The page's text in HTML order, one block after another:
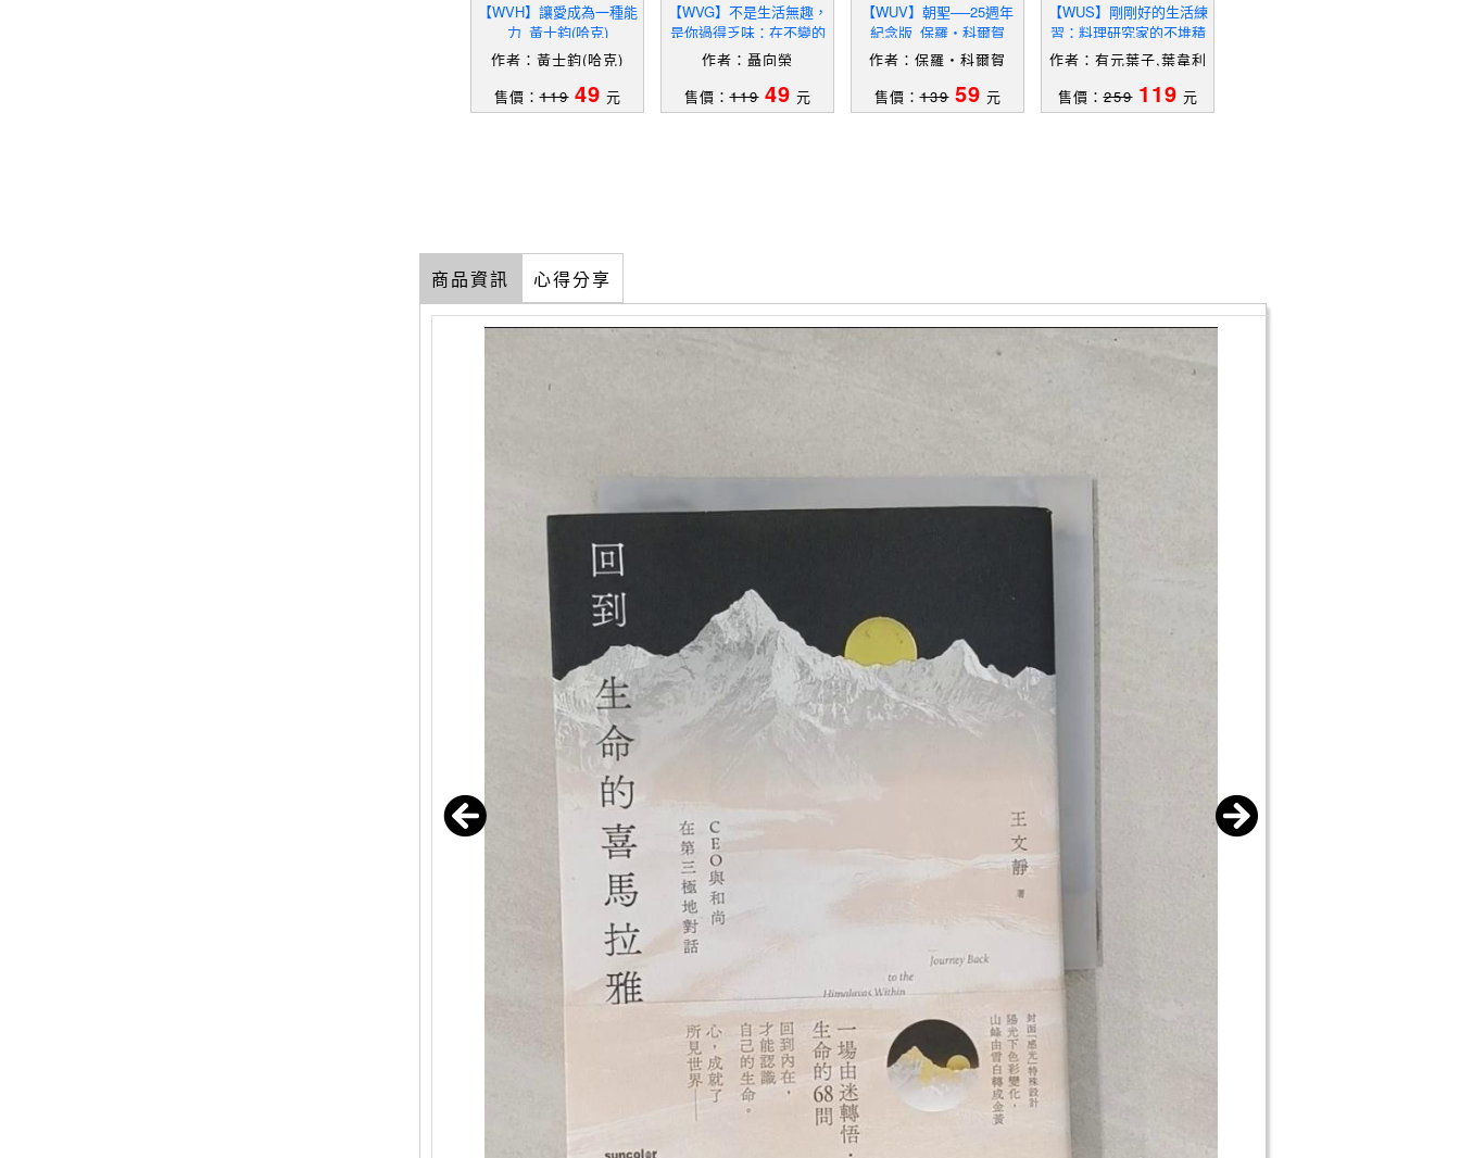
【WVH】讓愛成為一種能
力_黃士鈞(哈克)
作者：黃士鈞(哈克)
售價：119 49 元
【WVG】不是生活無趣，
是你過得乏味：在不變的
日常找變化，過你喜歡的
日子。_聶向榮
作者：聶向榮
售價：119 49 元
【WUV】朝聖──25週年
紀念版_保羅‧科爾賀
作者：保羅‧科爾賀
售價：139 59 元
【WUS】剛剛好的生活練
習：料理研究家的不堆積
品味生活_有元葉子, 葉韋
利
作者：有元葉子,葉韋利
售價：259 119 元
商品資訊 心得分享